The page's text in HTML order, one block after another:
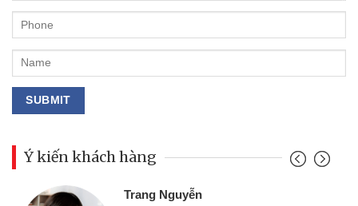
Ý kiến khách hàng
Đoàn Hữu Cảnh